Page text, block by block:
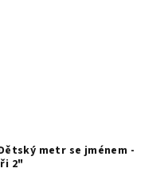
metr se jménem -
2"